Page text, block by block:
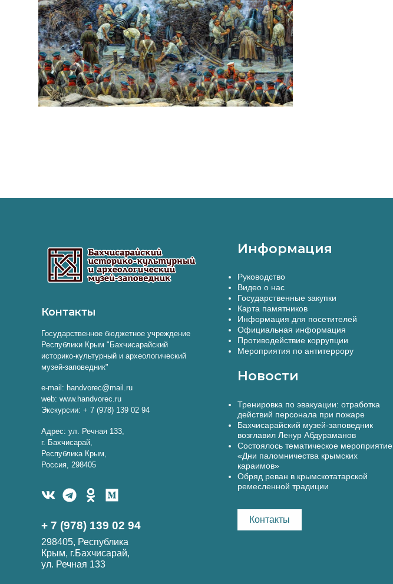
Контакты
Государственное бюджетное учреждение
Республики Крым "Бахчисарайский
историко-культурный и археологический
музей-заповедник"
e-mail: handvorec@mail.ru
web: www.handvorec.ru
Экскурсии: + 7 (978) 139 02 94
Адрес: ул. Речная 133,
г. Бахчисарай,
Республика Крым,
Россия, 298405
+ 7 (978) 139 02 94
298405, Республика
Крым, г.Бахчисарай,
ул. Речная 133
Информация
Руководство
Видео о нас
Государственные закупки
Карта памятников
Информация для посетителей
Официальная информация
Противодействие коррупции
Мероприятия по антитеррору
Новости
Тренировка по эвакуации: отработка
действий персонала при пожаре
Бахчисарайский музей-заповедник
возглавил Ленур Абдураманов
Состоялось тематическое мероприятие
«Дни паломничества крымских
караимов»
Обряд реван в крымскотатарской
ремесленной традиции
Контакты